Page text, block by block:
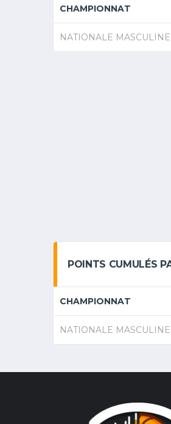
CHAMPIONNAT
NATIONALE
POINTS CUMULÉS
CHAMPIONNAT
NATIONALE